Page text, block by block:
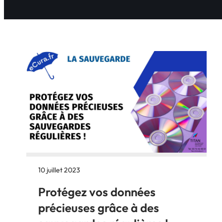
10 juillet 2023
Protégez vos données
précieuses grâce à des